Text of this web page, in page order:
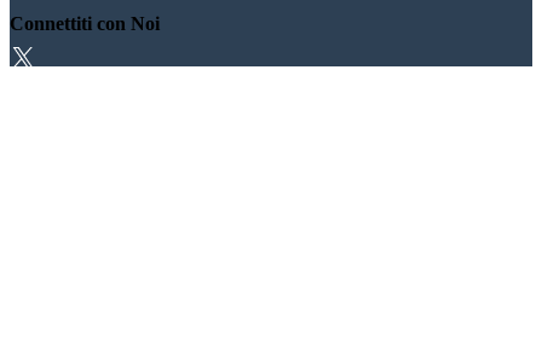
Connettiti con Noi